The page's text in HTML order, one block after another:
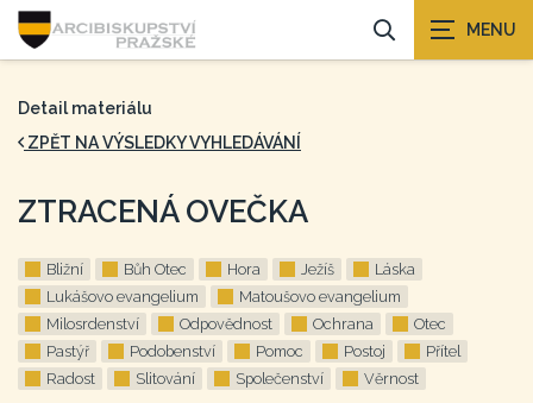
Detail materiálu
ZPĚT NA VÝSLEDKY VYHLEDÁVÁNÍ
ZTRACENÁ OVEČKA
Bližní Bůh Otec Hora Ježíš
Láska
Lukášovo evangelium
Matoušovo evangelium
Milosrdenství
Odpovědnost Ochrana
Otec
Pastýř
Podobenství Pomoc Postoj
Přítel
Radost
Slitování Společenství Věrnost